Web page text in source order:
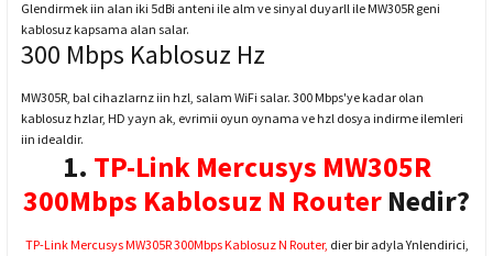
Glendirmek iin alan iki 5dBi anteni ile alm ve sinyal duyarll ile MW305R geni
kablosuz kapsama alan salar.
300 Mbps Kablosuz Hz
MW305R, bal cihazlarnz iin hzl, salam WiFi salar. 300 Mbps'ye kadar olan
kablosuz hzlar, HD yayn ak, evrimii oyun oynama ve hzl dosya indirme ilemleri
iin idealdir.
1. TP-Link Mercusys MW305R
300Mbps Kablosuz N Router Nedir?
TP-Link Mercusys MW305R 300Mbps Kablosuz N Router, dier bir adyla Ynlendirici,